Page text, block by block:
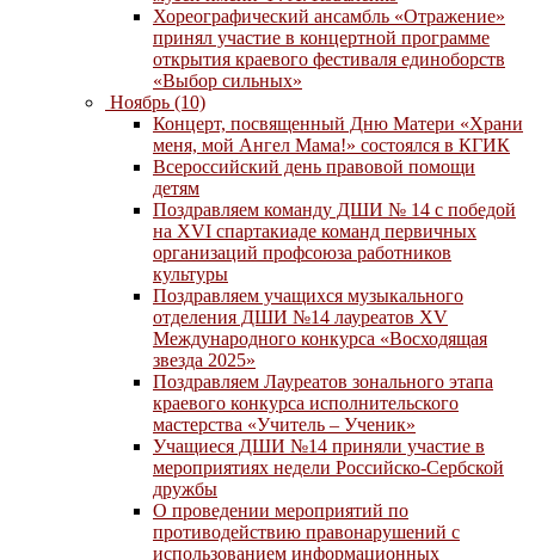
Хореографический ансамбль «Отражение»
принял участие в концертной программе
открытия краевого фестиваля единоборств
«Выбор сильных»
Ноябрь (10)
Концерт, посвященный Дню Матери «Храни
меня, мой Ангел Мама!» состоялся в КГИК
Всероссийский день правовой помощи
детям
Поздравляем команду ДШИ № 14 с победой
на XVI спартакиаде команд первичных
организаций профсоюза работников
культуры
Поздравляем учащихся музыкального
отделения ДШИ №14 лауреатов XV
Международного конкурса «Восходящая
звезда 2025»
Поздравляем Лауреатов зонального этапа
краевого конкурса исполнительского
мастерства «Учитель – Ученик»
Учащиеся ДШИ №14 приняли участие в
мероприятиях недели Российско-Сербской
дружбы
О проведении мероприятий по
противодействию правонарушений с
использованием информационных